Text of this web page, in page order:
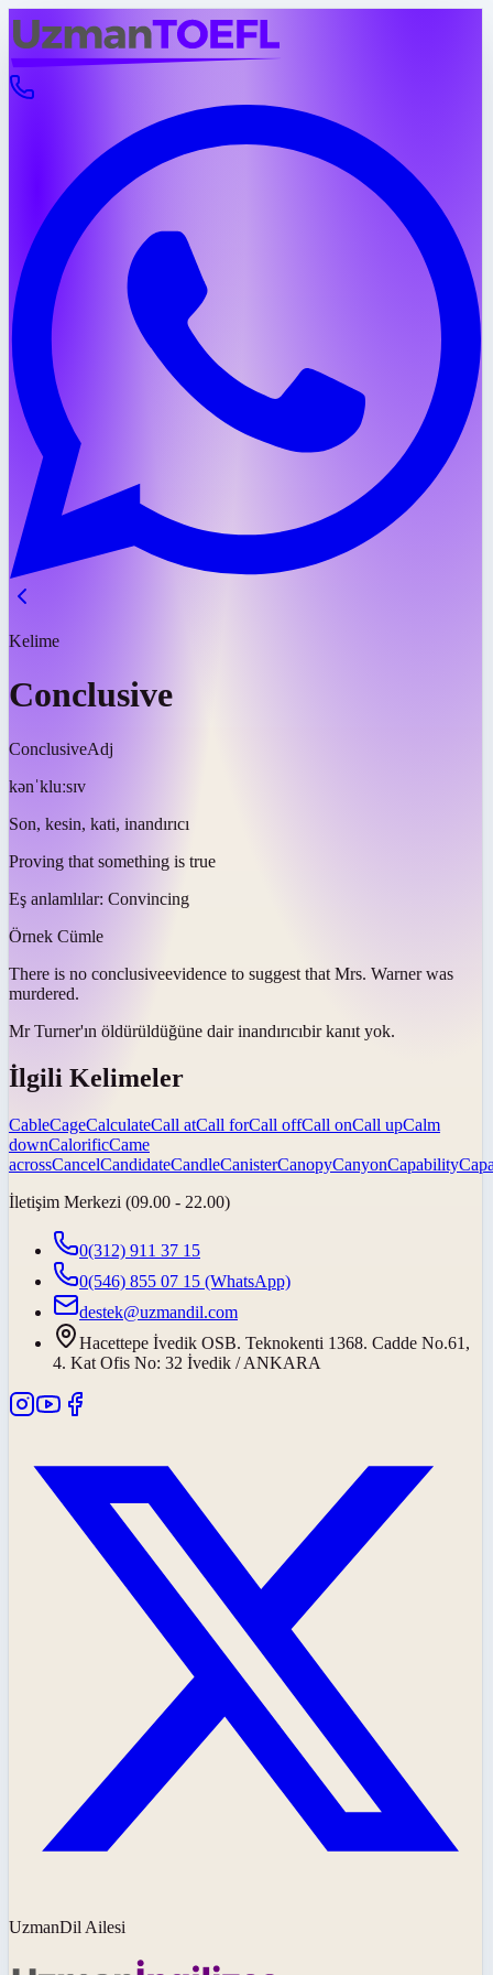
Kelime
Conclusive
ConclusiveAdj
kənˈkluːsɪv
Son, kesin, kati, inandırıcı
Proving that something is true
Eş anlamlılar: Convincing
Örnek Cümle
There is no conclusiveevidence to suggest that Mrs. Warner was
murdered.
Mr Turner'ın öldürüldüğüne dair inandırıcıbir kanıt yok.
İlgili Kelimeler
CableCageCalculateCall atCall forCall offCall onCall upCalm
downCalorificCame
acrossCancelCandidateCandleCanisterCanopyCanyonCapability
İletişim Merkezi (09.00 - 22.00)
0(312) 911 37 15
0(546) 855 07 15 (WhatsApp)
destek@uzmandil.com
Hacettepe İvedik OSB. Teknokenti 1368. Cadde No.61,
4. Kat Ofis No: 32 İvedik / ANKARA
UzmanDil Ailesi